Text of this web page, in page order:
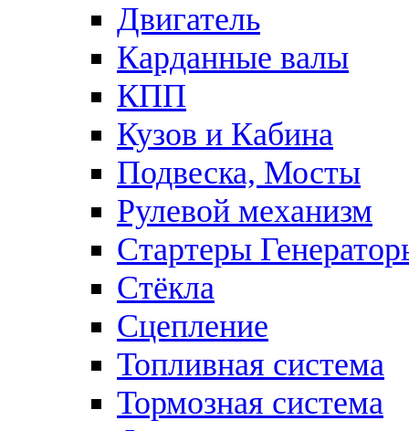
Двигатель
Карданные валы
КПП
Кузов и Кабина
Подвеска, Мосты
Рулевой механизм
Стартеры
Стёкла
Сцепление
Топливная система
Тормозная система